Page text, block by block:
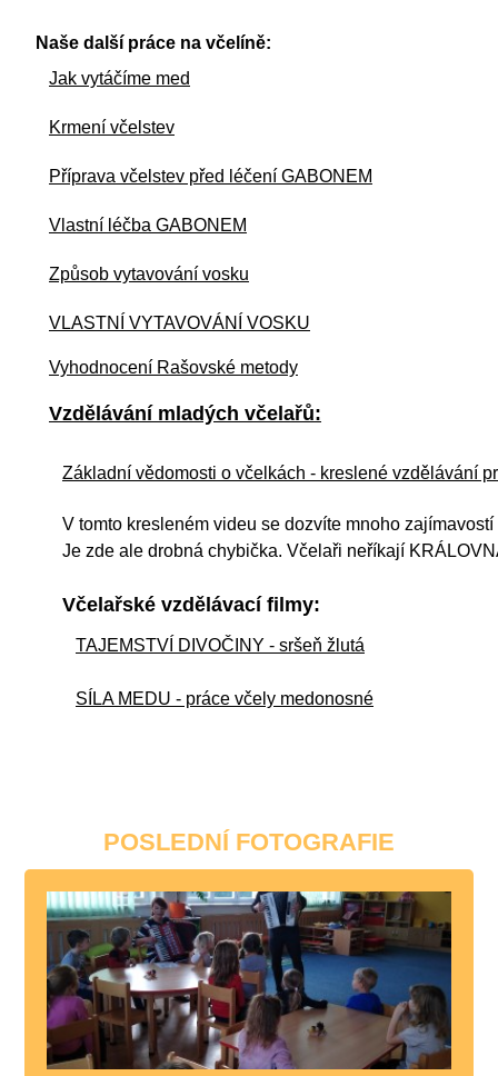
Naše další práce na včelíně:
Jak vytáčíme med
Krmení včelstev
Příprava včelstev před léčení GABONEM
Vlastní léčba GABONEM
Způsob vytavování vosku
VLASTNÍ VYTAVOVÁNÍ VOSKU
Vyhodnocení Rašovské metody
Vzdělávání mladých včelařů:
Základní vědomosti o včelkách - kreslené vzdělávání
V tomto kresleném videu se dozvíte mnoho
Je zde ale drobná chybička. Včelaři neříkají
Včelařské vzdělávací filmy:
TAJEMSTVÍ DIVOČINY - sršeň žlutá
SÍLA MEDU - práce včely medonosné
POSLEDNÍ FOTOGRAFIE